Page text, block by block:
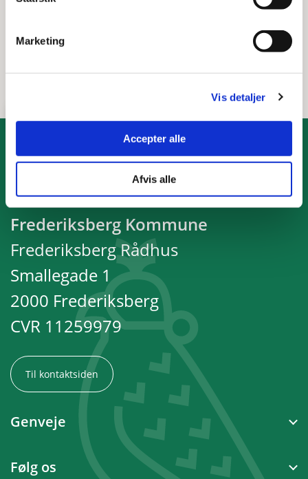
Marketing
Vis detaljer
Accepter alle
Afvis alle
Frederiksberg Kommune
Frederiksberg Rådhus
Smallegade 1
2000 Frederiksberg
CVR 11259979
Til kontaktsiden
Genveje
Følg os